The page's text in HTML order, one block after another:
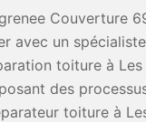
Couverture
avec un
toiture à
des
toiture à